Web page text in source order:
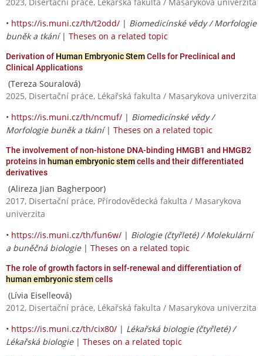
• https://is.muni.cz/th/t2odd/ | Biomedicínské vědy / Morfologie
buněk a tkání| Theses on a related topic
Derivation of Human Embryonic StemCells for Preclinical and
Clinical Applications
(Tereza Souralová)
2025, Disertační práce, Lékařská fakulta / Masarykova univerzita
• https://is.muni.cz/th/ncmuf/ | Biomedicínské vědy /
Morfologie buněk a tkání| Theses on a related topic
The involvement of non-histone DNA-binding HMGB1 and HMGB2
proteins in human embryonic stemcells and their differentiated
derivatives
(Alireza Jian Bagherpoor)
2017, Disertační práce, Přírodovědecká fakulta / Masarykova
univerzita
• https://is.muni.cz/th/fun6w/ | Biologie (čtyřleté) / Molekulární
a buněčná biologie| Theses on a related topic
The role of growth factors in self-renewal and differentiation of
human embryonic stemcells
(Lívia Eiselleová)
2012, Disertační práce, Lékařská fakulta / Masarykova univerzita
• https://is.muni.cz/th/cix80/ | Lékařská biologie (čtyřleté) /
Lékařská biologie| Theses on a related topic